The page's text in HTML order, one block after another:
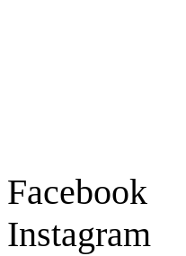
Facebook
Instagram